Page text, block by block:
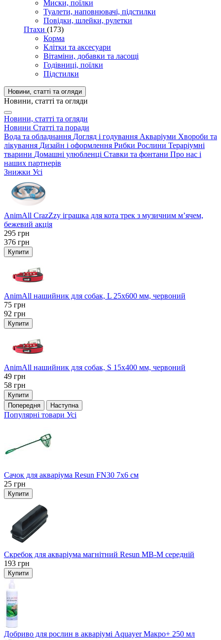
Миски, поїлки
Туалети, наповнювачі, підстилки
Повідки, шлейки, рулетки
Птахи (173)
Корма
Клітки та аксесуари
Вітаміни, добавки та ласощі
Годівниці, поїлки
Підстилки
Новини, статті та огляди
Новини, статті та огляди
Новини, статті та огляди
Новини Статті та поради
Вода та обладнання Догляд і годування Акваріуми Хвороби та
лікування Дизайн і оформлення Рибки Рослини Тераріумні
тварини Домашні улюбленці Ставки та фонтани Про нас і
наших партнерів
Знижки Усі
AnimAll CrazZzy іграшка для кота трек з музичним м’ячем,
бежевий акція
295 грн
376 грн
Купити
AnimAll нашийник для собак, L 25x600 мм, червоний
75 грн
92 грн
Купити
AnimAll нашийник для собак, S 15х400 мм, червоний
49 грн
58 грн
Купити
Попередня
Наступна
Популярні товари Усі
Сачок для акваріума Resun FN30 7х6 см
25 грн
Купити
Скребок для акваріума магнітний Resun MB-M середній
193 грн
Купити
Добриво для рослин в акваріумі Aquayer Макро+ 250 мл